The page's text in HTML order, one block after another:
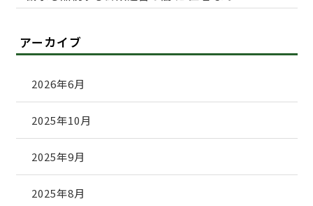
アーカイブ
2026年6月
2025年10月
2025年9月
2025年8月